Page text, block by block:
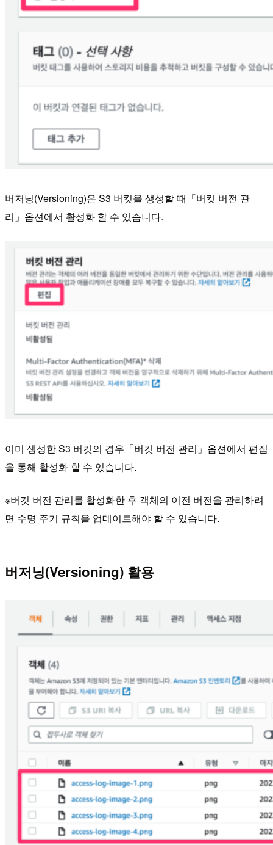
버저닝(Versioning)은 S3 버킷을 생성할 때「버킷 버전 관
리」옵션에서 활성화 할 수 있습니다.
이미 생성한 S3 버킷의 경우「버킷 버전 관리」옵션에서 편집
을 통해 활성화 할 수 있습니다.
※버킷 버전 관리를 활성화한 후 객체의 이전 버전을 관리하려
면 수명 주기 규칙을 업데이트해야 할 수 있습니다.
버저닝(Versioning) 활용